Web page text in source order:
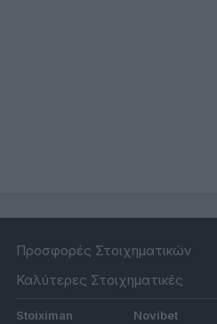
Προσφορές Στοιχηματικών
Καλύτερες Στοιχηματικές
Stoiximan
Novibet